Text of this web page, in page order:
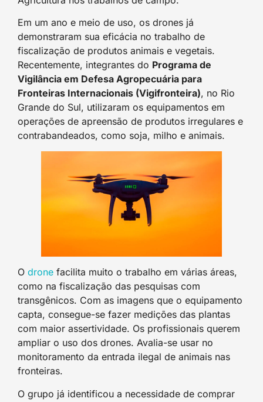
Em um ano e meio de uso, os drones já
demonstraram sua eficácia no trabalho de
fiscalização de produtos animais e vegetais.
Recentemente, integrantes do Programa de
Vigilância em Defesa Agropecuária para
Fronteiras Internacionais (Vigifronteira), no Rio
Grande do Sul, utilizaram os equipamentos em
operações de apreensão de produtos irregulares e
contrabandeados, como soja, milho e animais.
O drone facilita muito o trabalho em várias áreas,
como na fiscalização das pesquisas com
transgênicos. Com as imagens que o equipamento
capta, consegue-se fazer medições das plantas
com maior assertividade. Os profissionais querem
ampliar o uso dos drones. Avalia-se usar no
monitoramento da entrada ilegal de animais nas
fronteiras.
O grupo já identificou a necessidade de comprar